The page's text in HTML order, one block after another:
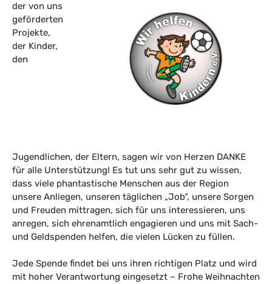
der von uns
geförderten
Projekte,
der Kinder,
den
Jugendlichen, der Eltern, sagen wir von Herzen DANKE
für alle Unterstützung! Es tut uns sehr gut zu wissen,
dass viele phantastische Menschen aus der Region
unsere Anliegen, unseren täglichen „Job“, unsere Sorgen
und Freuden mittragen, sich für uns interessieren, uns
anregen, sich ehrenamtlich engagieren und uns mit Sach-
und Geldspenden helfen, die vielen Lücken zu füllen.
Jede Spende findet bei uns ihren richtigen Platz und wird
mit hoher Verantwortung eingesetzt – Frohe Weihnachten